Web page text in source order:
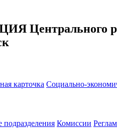
Центрального
карточка Социально-
Комиссии